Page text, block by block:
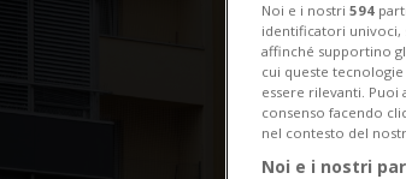
Noi e i nostri 594
identificatori univoci,
affinché supportino
cui queste
essere rilevanti.
consenso facendo
nel contesto del
Noi e i nostri